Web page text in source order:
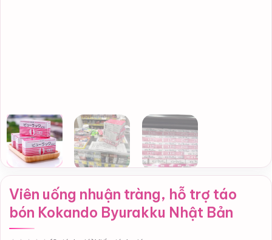
Viên uống nhuận tràng, hỗ trợ táo
bón Kokando Byurakku Nhật Bản